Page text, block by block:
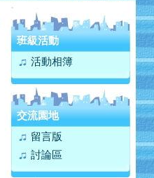
:::
班級活動
活動相簿
交流園地
留言版
討論區